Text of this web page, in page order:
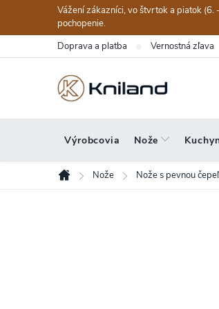
obsah
Vážení zákazníci, vo štvrtok a piatok
pochopenie.
Doprava a platba Vernostná zľava
Výrobcovia Nože
Domov
Nože Nože s pevnou